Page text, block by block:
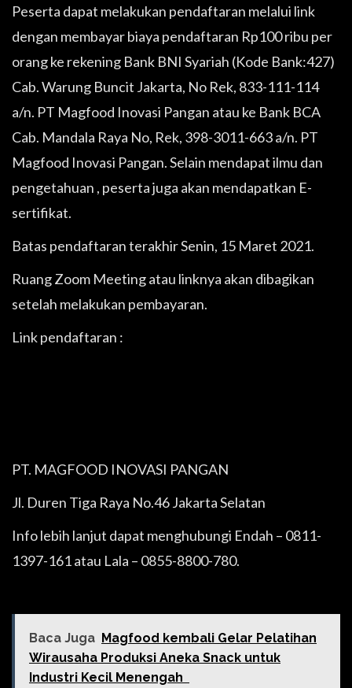
Peserta dapat melakukan pendaftaran melalui link
dengan membayar biaya pendaftaran Rp100 ribu per
orang ke rekening Bank BNI Syariah (Kode Bank:427)
Cab. Warung Buncit Jakarta, No Rek, 833-111-114
a/n. PT Magfood Inovasi Pangan atau ke Bank BCA
Cab. Mandala Raya No, Rek, 398-3011-663 a/n. PT
Magfood Inovasi Pangan. Selain mendapat ilmu dan
pengetahuan , peserta juga akan mendapatkan E-
sertifikat.
Batas pendaftaran terakhir Senin, 15 Maret 2021.
Ruang Zoom Meeting atau linknya akan dibagikan
setelah melakukan pembayaran.
Link pendaftaran :
PT. MAGFOOD INOVASI PANGAN
Jl. Duren Tiga Raya No.46 Jakarta Selatan
Info lebih lanjut dapat menghubungi Endah – 0811-
1397-161 atau Lala – 0855-8800-780.
Baca Juga Magfood kembali Gelar Pelatihan
Wirausaha Produksi Aneka Snack untuk
Industri Kecil Menengah